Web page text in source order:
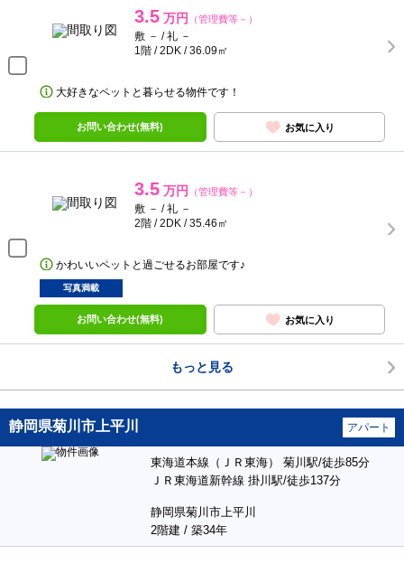
3.5 万円 （管理費等－）
敷 － / 礼 －
1階 / 2DK / 36.09㎡
大好きなペットと暮らせる物件です！
お問い合わせ(無料) お気に入り
3.5 万円 （管理費等－）
敷 － / 礼 －
2階 / 2DK / 35.46㎡
かわいいペットと過ごせるお部屋です♪
写真満載
お問い合わせ(無料) お気に入り
もっと見る
静岡県菊川市上平川 アパート
東海道本線（ＪＲ東海） 菊川駅/徒歩85分
ＪＲ東海道新幹線 掛川駅/徒歩137分
静岡県菊川市上平川
2階建 / 築34年